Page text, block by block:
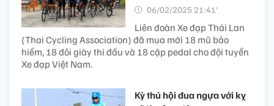
06/02/2025 21:41’
Liên đoàn Xe đạp Thái Lan
(Thai Cycling Association) đã mua mới 18 mũ bảo
hiểm, 18 đôi giày thi đấu và 18 cặp pedal cho đội tuyển
Xe đạp Việt Nam.
Kỳ thú hội đua ngựa với kỵ